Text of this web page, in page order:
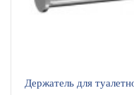
Держатель для